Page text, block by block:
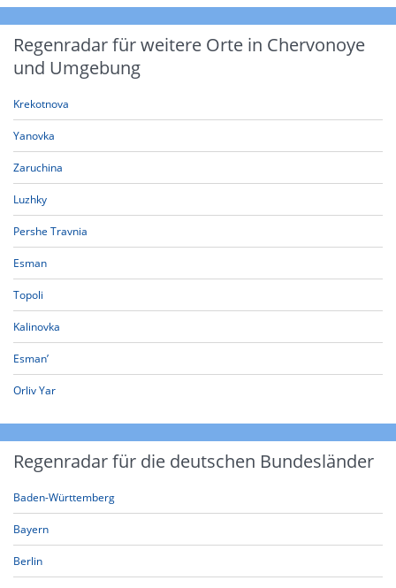
Regenradar für weitere Orte in Chervonoye
und Umgebung
Krekotnova
Yanovka
Zaruchina
Luzhky
Pershe Travnia
Esman
Topoli
Kalinovka
Esman’
Orliv Yar
Regenradar für die deutschen Bundesländer
Baden-Württemberg
Bayern
Berlin